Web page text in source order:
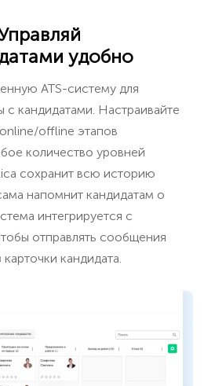
удобно
ATS-систему для
с кандидатами. Настраивайте
offline этапов
количество уровней
сохранит всю историю
напомнит кандидатам о
интегрируется с
отправлять сообщения
кандидата.